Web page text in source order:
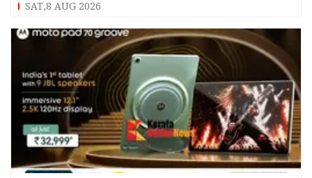
SAT,8 AUG 2026